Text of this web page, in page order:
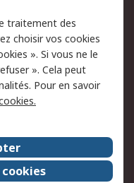
des e-mails
générales
vente
de RS
traitement des
choisir vos cookies
». Si vous ne le
». Cela peut
Pour en savoir